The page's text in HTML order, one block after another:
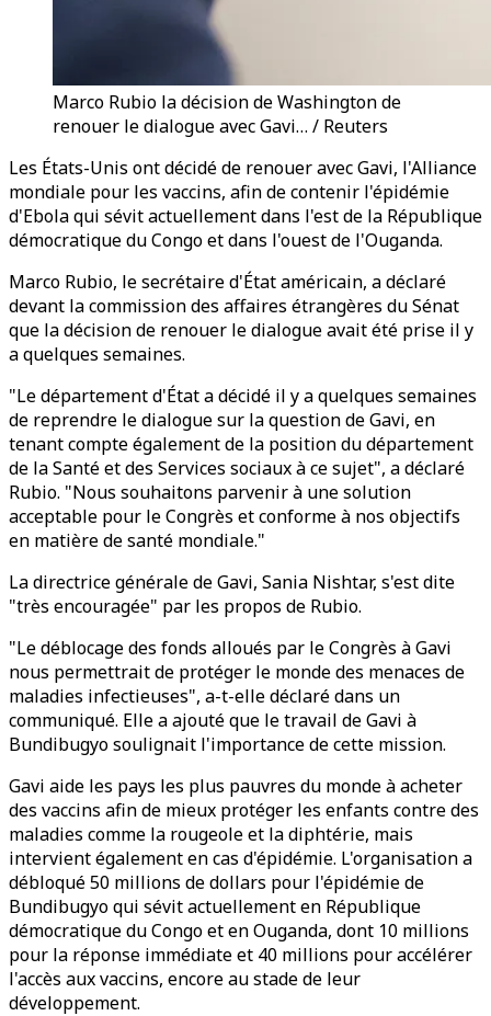
Marco Rubio la décision de Washington de
renouer le dialogue avec Gavi… / Reuters
Les États-Unis ont décidé de renouer avec Gavi, l'Alliance
mondiale pour les vaccins, afin de contenir l'épidémie
d'Ebola qui sévit actuellement dans l'est de la République
démocratique du Congo et dans l'ouest de l'Ouganda.
Marco Rubio, le secrétaire d'État américain, a déclaré
devant la commission des affaires étrangères du Sénat
que la décision de renouer le dialogue avait été prise il y
a quelques semaines.
"Le département d'État a décidé il y a quelques semaines
de reprendre le dialogue sur la question de Gavi, en
tenant compte également de la position du département
de la Santé et des Services sociaux à ce sujet", a déclaré
Rubio. "Nous souhaitons parvenir à une solution
acceptable pour le Congrès et conforme à nos objectifs
en matière de santé mondiale."
La directrice générale de Gavi, Sania Nishtar, s'est dite
"très encouragée" par les propos de Rubio.
"Le déblocage des fonds alloués par le Congrès à Gavi
nous permettrait de protéger le monde des menaces de
maladies infectieuses", a-t-elle déclaré dans un
communiqué. Elle a ajouté que le travail de Gavi à
Bundibugyo soulignait l'importance de cette mission.
Gavi aide les pays les plus pauvres du monde à acheter
des vaccins afin de mieux protéger les enfants contre des
maladies comme la rougeole et la diphtérie, mais
intervient également en cas d'épidémie. L'organisation a
débloqué 50 millions de dollars pour l'épidémie de
Bundibugyo qui sévit actuellement en République
démocratique du Congo et en Ouganda, dont 10 millions
pour la réponse immédiate et 40 millions pour accélérer
l'accès aux vaccins, encore au stade de leur
développement.